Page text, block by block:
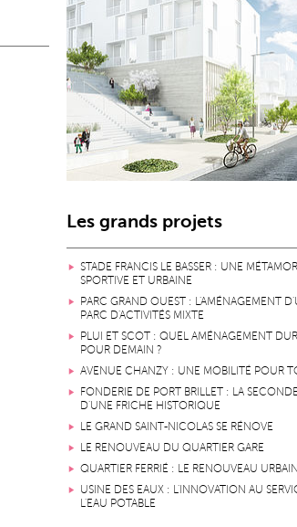
Les grands projets
STADE FRANCIS LE BASSER : UNE
SPORTIVE ET URBAINE
PARC GRAND OUEST : L'AMÉNAGEMENT
PARC D'ACTIVITÉS MIXTE
PLUI ET SCOT : QUEL AMÉNAGEMENT
POUR DEMAIN ?
AVENUE CHANZY : UNE MOBILITÉ POUR
FONDERIE DE PORT BRILLET : LA
D'UNE FRICHE HISTORIQUE
LE GRAND SAINT-NICOLAS SE RÉNOVE
LE RENOUVEAU DU QUARTIER GARE
QUARTIER FERRIÉ : LE RENOUVEAU URBAIN
USINE DES EAUX : L'INNOVATION AU
L'EAU POTABLE